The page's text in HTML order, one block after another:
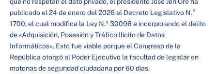
publicado el 24 de enero del 2026 el Decreto Legislativo N.°
1700, el cual modifica la Ley N.º 30096 e incorporando el delito
de «Adquisición, Posesión y Tráfico Ilícito de Datos
Informáticos». Esto fue viable porque el Congreso de la
República otorgó al Poder Ejecutivo la facultad de legislar en
materias de seguridad ciudadana por 60 días.